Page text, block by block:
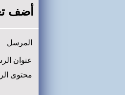
أضف
المرسل
عنوان
محتوى